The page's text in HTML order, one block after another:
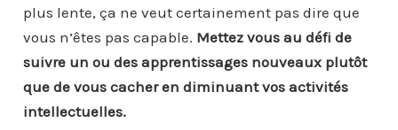
plus lente, ça ne veut certainement pas dire que
vous n’êtes pas capable. Mettez vous au défi de
suivre un ou des apprentissages nouveaux plutôt
que de vous cacher en diminuant vos activités
intellectuelles.